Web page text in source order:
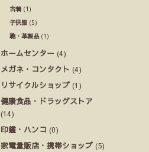
古着 (1)
子供服 (5)
鞄・革製品 (1)
ホームセンター (4)
メガネ・コンタクト (4)
リサイクルショップ (1)
健康食品・ドラッグストア
(14)
印鑑・ハンコ (0)
家電量販店・携帯ショップ (5)